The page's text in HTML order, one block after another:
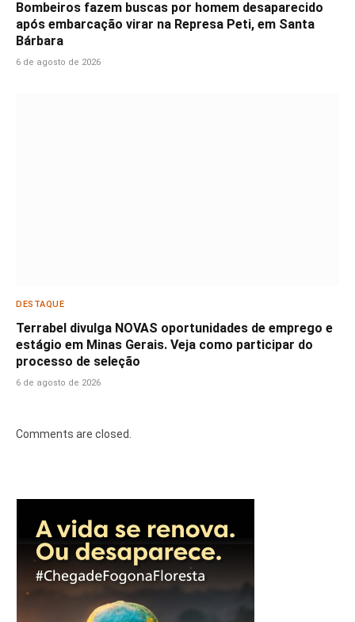
Bombeiros fazem buscas por homem desaparecido
após embarcação virar na Represa Peti, em Santa
Bárbara
6 de agosto de 2026
DESTAQUE
Terrabel divulga NOVAS oportunidades de emprego e
estágio em Minas Gerais. Veja como participar do
processo de seleção
6 de agosto de 2026
Comments are closed.